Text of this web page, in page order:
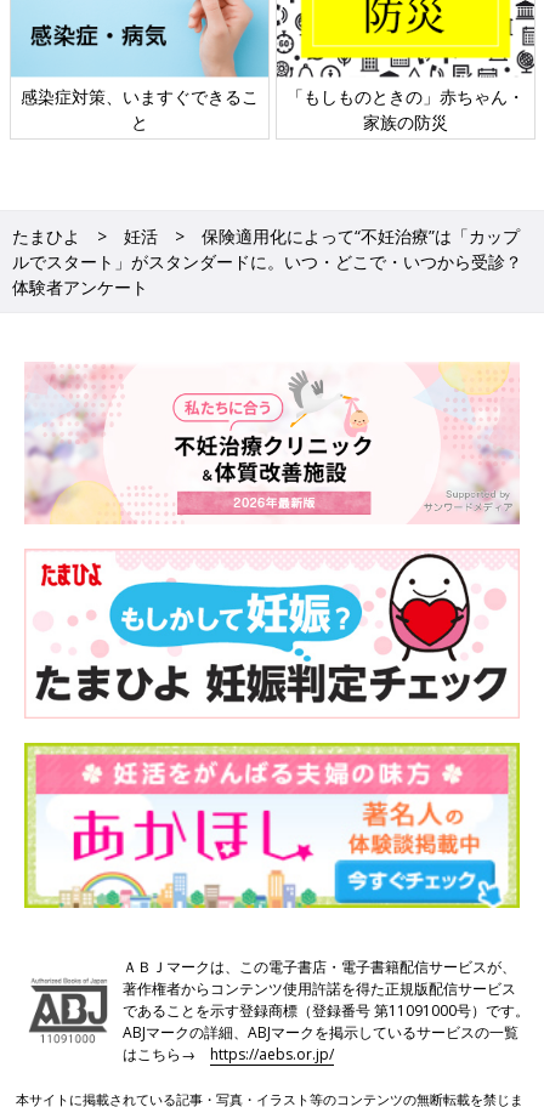
感染症対策、いますぐできるこ
と
「もしものときの」赤ちゃん・
家族の防災
たまひよ 妊活
保険適用化によって“不妊治療”は「カップ
ルでスタート」がスタンダードに。いつ・どこで・いつから受診？
体験者アンケート
ＡＢＪマークは、この電子書店・電子書籍配信サービスが、
著作権者からコンテンツ使用許諾を得た正規版配信サービス
であることを示す登録商標（登録番号 第11091000号）です。
ABJマークの詳細、ABJマークを掲示しているサービスの一覧
はこちら→https://aebs.or.jp/
本サイトに掲載されている記事・写真・イラスト等のコンテンツの無断転載を禁じま